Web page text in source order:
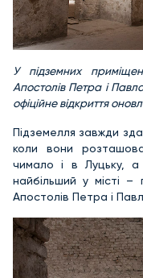
У підземних
Апостолів Петра і
офіційне відкриття
Підземелля завжди
коли вони
чимало і в Луцьку,
найбільший у місті
Апостолів Петра і